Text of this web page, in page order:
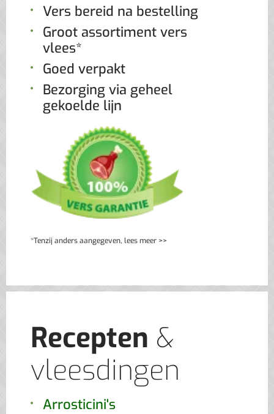
Vers bereid na bestelling
Groot assortiment vers
vlees*
Goed verpakt
Bezorging via geheel
gekoelde lijn
*Tenzij anders aangegeven, lees meer >>
Recepten &
vleesdingen
Arrosticini's